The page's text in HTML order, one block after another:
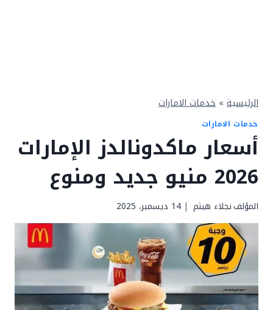
الرئيسية » خدمات الامارات
خدمات الامارات
أسعار ماكدونالدز الإمارات
2026 منيو جديد ومنوع
المؤلفنجلاء هيثم 14 ديسمبر، 2025